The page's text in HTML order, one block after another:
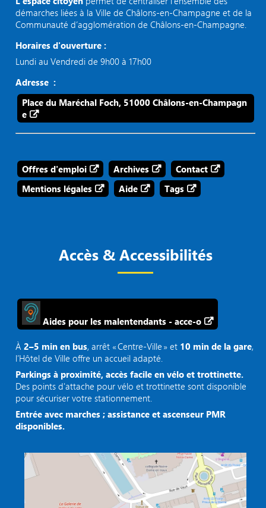
démarches liées à la Ville de Châlons-en-Champagne et de la
Communauté d’agglomération de Châlons-en-Champagne.
Horaires d'ouverture :
Lundi au Vendredi de 9h00 à 17h00
Adresse :
Place du Maréchal Foch, 51000 Châlons-en-Champagn
e
Offres d'emploi Archives
Contact
Mentions légales
Aide Tags
Accès & Accessibilités
Aides pour les malentendants - acce-o
À2–5 min en bus, arrêt « Centre‑Ville » et 10 min de la gare,
l’Hôtel de Ville offre un accueil adapté.
Parkings à proximité, accès facile en vélo et trottinette.
Des points d'attache pour vélo et trottinette sont disponible
pour sécuriser votre stationnement.
Entrée avec marches ; assistance et ascenseur PMR
disponibles.